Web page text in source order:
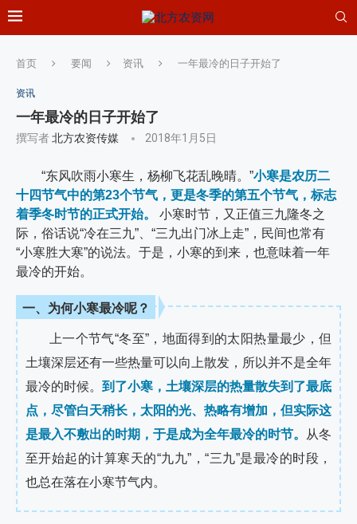
首页 要闻 资讯 一年最冷的日子开始了
资讯
一年最冷的日子开始了
撰写者北方农资传媒 2018年1月5日
“东风吹雨小寒生，杨柳飞花乱晚晴。”小寒是农历二
十四节气中的第23个节气，更是冬季的第五个节气，标志
着季冬时节的正式开始。
小寒时节，又正值三九隆冬之
际，俗话说“冷在三九”、“三九出门冰上走”，民间也常有
“小寒胜大寒”的说法。于是，小寒的到来，也意味着一年
最冷的开始。
一、为何小寒最冷呢？
上一个节气“冬至”，地面得到的太阳热量最少，但
土壤深层还有一些热量可以向上散发，所以并不是全年
最冷的时候。 到了小寒，土壤深层的热量散失到了最底
点，尽管白天稍长，太阳的光、热略有增加，但实际这
是最入不敷出的时期，于是成为全年最冷的时节。
从冬
至开始起的计算寒天的“九九”，“三九”是最冷的时段，
也总在落在小寒节气内。